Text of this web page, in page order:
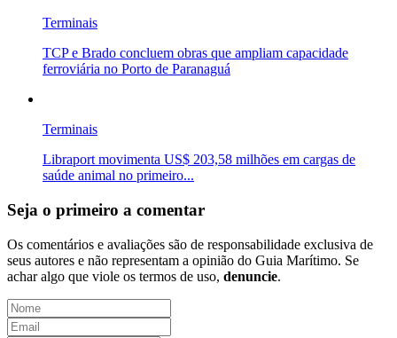
Terminais
TCP e Brado concluem obras que ampliam capacidade
ferroviária no Porto de Paranaguá
Terminais
Libraport movimenta US$ 203,58 milhões em cargas de
saúde animal no primeiro...
Seja o primeiro a comentar
Os comentários e avaliações são de responsabilidade exclusiva de
seus autores e não representam a opinião do Guia Marítimo. Se
achar algo que viole os termos de uso, denuncie.